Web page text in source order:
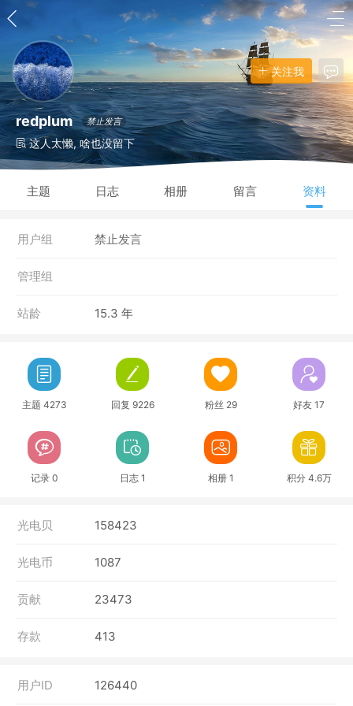
关注我
redplum 禁止发言
这人太懒, 啥也没留下
主题 日志 相册 留言 资料
用户组 禁止发言
管理组
站龄 15.3 年
主题 4273 回复 9226 粉丝 29 好友 17
记录 0 日志 1 相册 1 积分 4.6万
光电贝 158423
光电币 1087
贡献 23473
存款 413
用户ID 126440